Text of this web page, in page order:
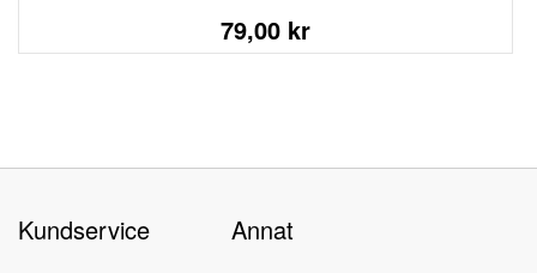
79,00 kr
Kundservice Annat